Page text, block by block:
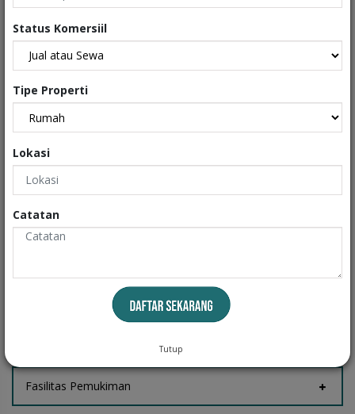
Sertifikat
Kondisi Properti
Interiors
Exteriors
Informasi
Tempat Jemur
Fasilitas Pemukiman
Status Komersiil
Tipe Properti
Lokasi
Catatan
Tutup